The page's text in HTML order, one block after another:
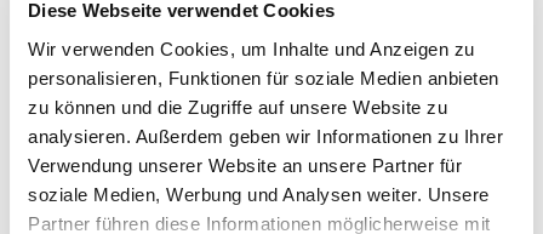
Diese Webseite verwendet Cookies
Wir verwenden Cookies, um Inhalte und Anzeigen zu
personalisieren, Funktionen für soziale Medien anbieten
zu können und die Zugriffe auf unsere Website zu
analysieren. Außerdem geben wir Informationen zu Ihrer
Verwendung unserer Website an unsere Partner für
soziale Medien, Werbung und Analysen weiter. Unsere
Partner führen diese Informationen möglicherweise mit